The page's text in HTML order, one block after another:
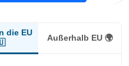
die EU
Außerhalb EU 🌍